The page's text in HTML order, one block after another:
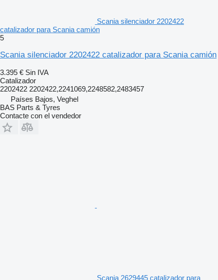
Scania silenciador 2202422
catalizador para Scania camión
5
Scania silenciador 2202422 catalizador para Scania camión
3.395 € Sin IVA
Catalizador
2202422 2202422,2241069,2248582,2483457
Países Bajos, Veghel
BAS Parts & Tyres
Contacte con el vendedor
Scania 2629445 catalizador para